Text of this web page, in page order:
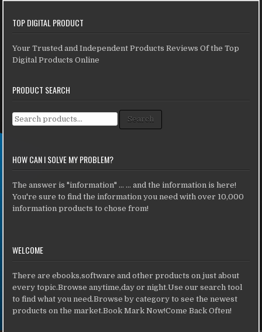
TOP DIGITAL PRODUCT
Your Trusted and Independent Products Reviews Of the Top
Digital Products Online
PRODUCT SEARCH
Search for: Search
HOW CAN I SOLVE MY PROBLEM?
The answer is "information" ... ... and the information is here!
You're sure to find the information you need with over 10,000
information products to chose from!
WELCOME
There are ebooks,software and other products on just about
every topic.Browse anytime,day or night.Use our search tool
to find what you need.Browse by category to see the newest
products on the market.Book Mark Now!Come Back Often!